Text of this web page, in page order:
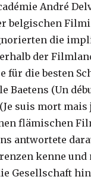
André
belgischen
die
der
für die besten
Baetens (Un
suis mort mais
flämischen
antwortete
kenne und
Gesellschaft